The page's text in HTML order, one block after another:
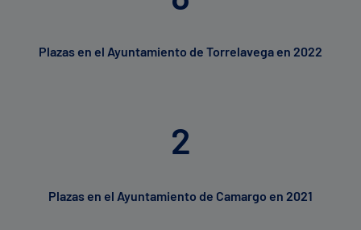
Plazas en el Ayuntamiento de Torrelavega en 2022
2
Plazas en el Ayuntamiento de Camargo en 2021